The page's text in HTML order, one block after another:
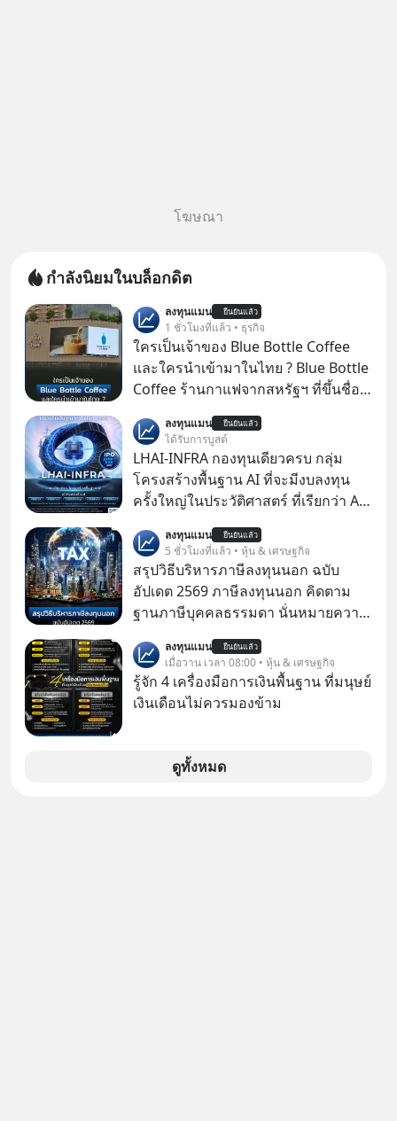
โฆษณา
กำลังนิยมในบล็อกดิต
ลงทุนแมน ยืนยันแล้ว
1 ชั่วโมงที่แล้ว • ธุรกิจ
ใครเป็นเจ้าของ Blue Bottle Coffee
และใครนำเข้ามาในไทย ? Blue Bottle
Coffee ร้านกาแฟจากสหรัฐฯ ที่ขึ้นชื่อ
แรกในประเทศไทย ที่ Central Park
ลงทุนแมน ยืนยันแล้ว
ได้รับการบูสต์
LHAI-INFRA กองทุนเดียวครบ กลุ่ม
โครงสร้างพื้นฐาน AI ที่จะมีงบลงทุน
ครั้งใหญ่ในประวัติศาสตร์ ที่เรียกว่า AI
1 เดือนที่ผ่านมา แต่ความจริงคือทั่วโลก
ยังเดินหน้าลงทุน AI อย่างต่อเนื่อง ซึ่ง
ต้องการโครงสร้างพื้นฐานด้าน AI
จำนวนมาก ตั้งแต่เมโมรีชิป เก็บข้อมูล
ยันระบบไฟฟ้า และระบายความร้อน
ลงทุนแมน ยืนยันแล้ว
5 ชั่วโมงที่แล้ว • หุ้น & เศรษฐกิจ
สรุปวิธีบริหารภาษีลงทุนนอก ฉบับ
อัปเดต 2569 ภาษีลงทุนนอก คิดตาม
ฐานภาษีบุคคลธรรมดา นั่นหมายความ
ลงทุนแมน ยืนยันแล้ว
เมื่อวาน เวลา 08:00 • หุ้น & เศรษฐกิจ
รู้จัก 4 เครื่องมือการเงินพื้นฐาน ที่มนุษย์
เงินเดือนไม่ควรมองข้าม
ดูทั้งหมด